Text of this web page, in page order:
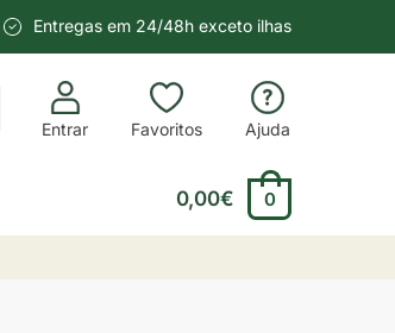
Entregas em 24/48h exceto ilhas
Entrar Favoritos Ajuda
0,00€ 0